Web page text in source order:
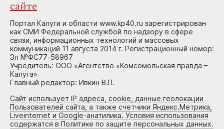
сайте
Портал Калуги и области www.kp40.ru зарегистрирован
как СМИ Федеральной службой по надзору в сфере
связи, информационных технологий и массовых
коммуникаций 11 августа 2014 г. Регистрационный номер:
Эл №ФС77-58967
Учредитель: ООО «Агентство «Комсомольская правда –
Калуга»
Главный редактор: Ивкин В.П.
Сайт использует IP адреса, cookie, данные геолокации
Пользователей сайта, а также счетчики Яндекс.Метрика,
Liveinternet и Google-анатилика. Условия использования
содержатся в Политике по защите персональных данных.